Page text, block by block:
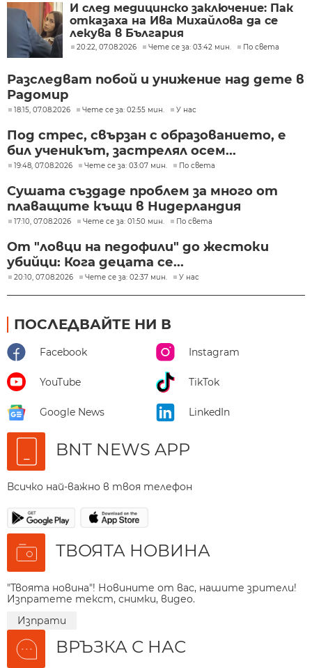
И след медицинско заключение: Пак
отказаха на Ива Михайлова да се
лекува в България
20:22, 07.08.2026 Чете се за: 03:42 мин. По света
Разследват побой и унижение над дете в
Радомир
18:15, 07.08.2026 Чете се за: 02:55 мин. У нас
Под стрес, свързан с образованието, е
бил ученикът, застрелял осем...
19:48, 07.08.2026 Чете се за: 03:07 мин. По света
Сушата създаде проблем за много от
плаващите къщи в Нидерландия
17:10, 07.08.2026 Чете се за: 01:50 мин. По света
От "ловци на педофили" до жестоки
убийци: Кога децата се...
20:10, 07.08.2026 Чете се за: 02:37 мин. У нас
ПОСЛЕДВАЙТЕ НИ В
Facebook Instagram
YouTube TikTok
Google News LinkedIn
BNT NEWS APP
Всичко най-важно в твоя телефон
ТВОЯТА НОВИНА
"Твоята новина"! Новините от вас, нашите зрители!
Изпратете текст, снимки, видео.
Изпрати
ВРЪЗКА С НАС